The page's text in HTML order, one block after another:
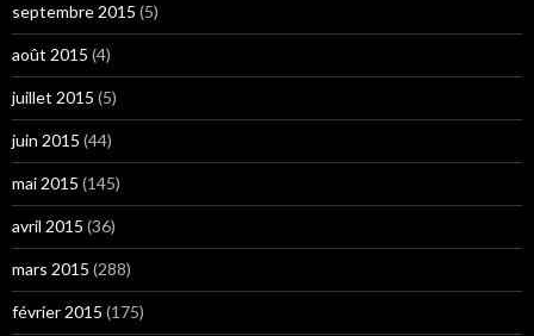
septembre 2015 (5)
août 2015 (4)
juillet 2015 (5)
juin 2015 (44)
mai 2015 (145)
avril 2015 (36)
mars 2015 (288)
février 2015 (175)